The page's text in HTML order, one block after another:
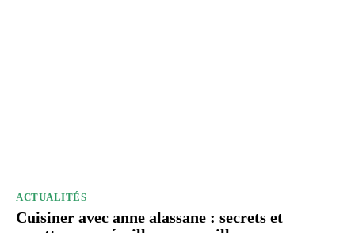
ACTUALITÉS
Cuisiner avec anne alassane : secrets et